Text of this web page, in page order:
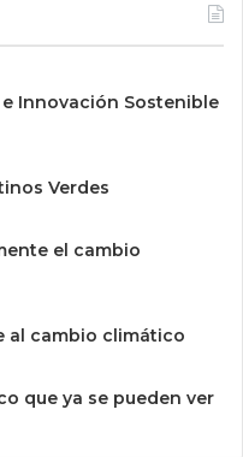
Innovación Sostenible
Verdes
el cambio
al cambio climático
que ya se pueden ver